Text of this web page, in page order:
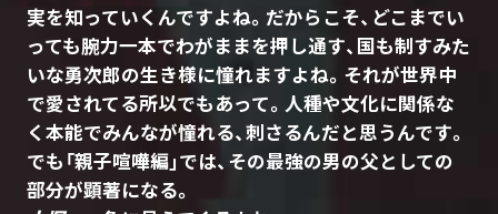
実を知っていくんですよね。だからこそ、どこまでい
っても腕力一本でわがままを押し通す、国も制すみた
いな勇次郎の生き様に憧れますよね。それが世界中
で愛されてる所以でもあって。人種や文化に関係な
く本能でみんなが憧れる、刺さるんだと思うんです。
でも「親子喧嘩編」では、その最強の男の父としての
部分が顕著になる。